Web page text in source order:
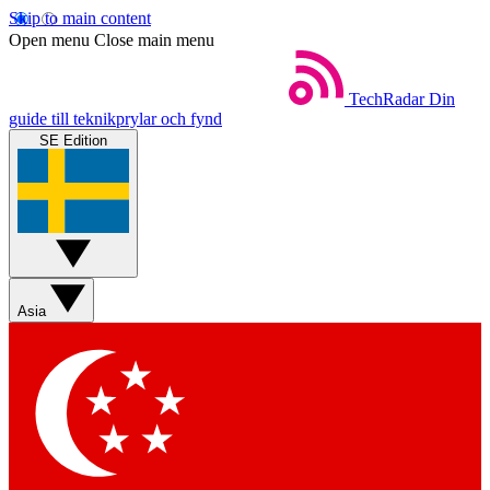
Skip to main content
Open menu Close main menu
TechRadar Din
guide till teknikprylar och fynd
SE Edition
Asia